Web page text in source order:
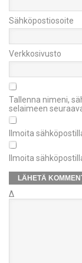
Sähköpostiosoite
Verkkosivusto
Tallenna nimeni,
selaimeen
Ilmoita
Ilmoita
Δ